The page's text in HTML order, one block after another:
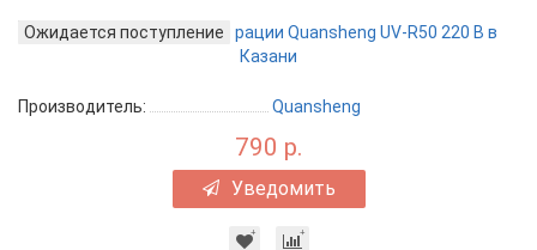
Ожидается поступление
Производитель: Quansheng
790 р.
Уведомить